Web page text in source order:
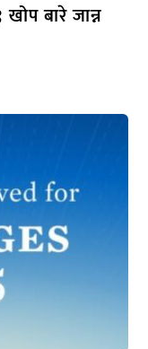
बारे जान्न